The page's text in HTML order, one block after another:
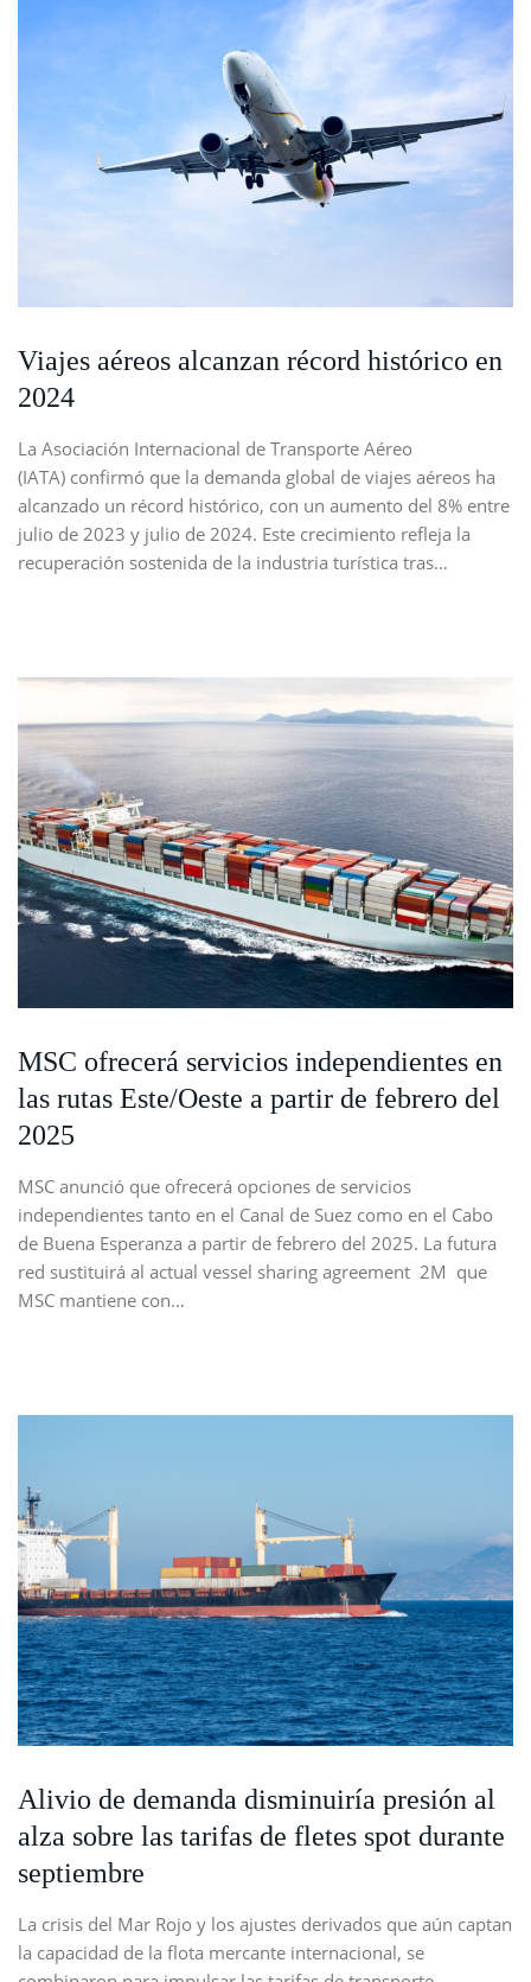
Viajes aéreos alcanzan récord histórico en
2024
La Asociación Internacional de Transporte Aéreo
(IATA) confirmó que la demanda global de viajes aéreos ha
alcanzado un récord histórico, con un aumento del 8% entre
julio de 2023 y julio de 2024. Este crecimiento refleja la
recuperación sostenida de la industria turística tras…
MSC ofrecerá servicios independientes en
las rutas Este/Oeste a partir de febrero del
2025
MSC anunció que ofrecerá opciones de servicios
independientes tanto en el Canal de Suez como en el Cabo
de Buena Esperanza a partir de febrero del 2025. La futura
red sustituirá al actual vessel sharing agreement 2M que
MSC mantiene con…
Alivio de demanda disminuiría presión al
alza sobre las tarifas de fletes spot durante
septiembre
La crisis del Mar Rojo y los ajustes derivados que aún captan
la capacidad de la flota mercante internacional, se